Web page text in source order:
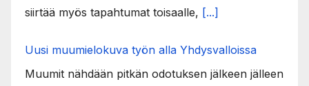
siirtää myös tapahtumat toisaalle, [...]
Uusi muumielokuva työn alla Yhdysvalloissa
Muumit nähdään pitkän odotuksen jälkeen jälleen